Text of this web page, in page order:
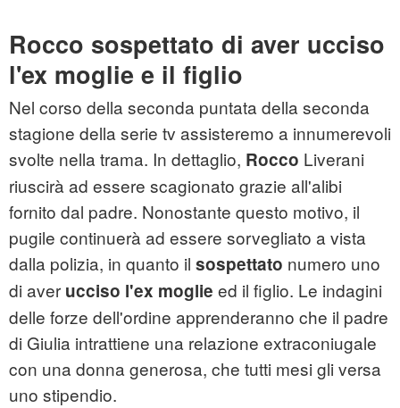
Rocco sospettato di aver ucciso
l'ex moglie e il figlio
Nel corso della seconda puntata della seconda
stagione della serie tv assisteremo a innumerevoli
svolte nella trama. In dettaglio, Rocco Liverani
riuscirà ad essere scagionato grazie all'alibi
fornito dal padre. Nonostante questo motivo, il
pugile continuerà ad essere sorvegliato a vista
dalla polizia, in quanto il sospettato numero uno
di aver ucciso l'ex moglie ed il figlio. Le indagini
delle forze dell'ordine apprenderanno che il padre
di Giulia intrattiene una relazione extraconiugale
con una donna generosa, che tutti mesi gli versa
uno stipendio.